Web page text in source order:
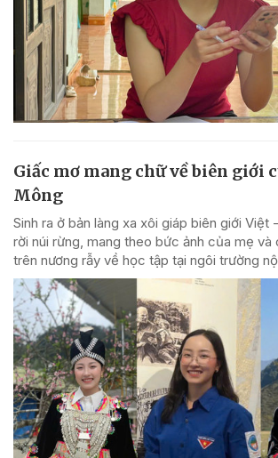
Giấc mơ mang chữ về biên giới
Mông
Sinh ra ở bản làng xa xôi giáp biên giới Việt
rời núi rừng, mang theo bức ảnh của mẹ và
trên nương rẫy về học tập tại ngôi trường